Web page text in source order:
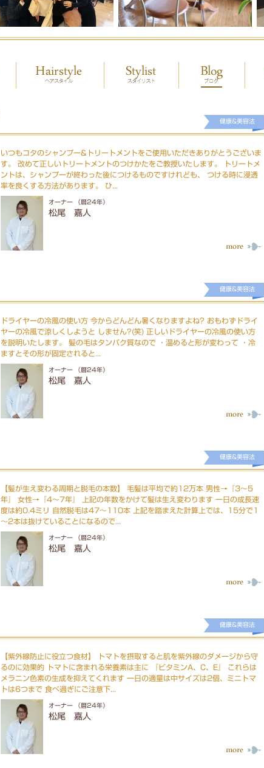
健康&美容法
いつもコタのシャンプー&トリートメントをご使用いただきありがとうございま
す。 改めて正しいトリートメントのつけかたをご教授いたします。 トリートメ
ントは、シャンプーが終わった後につけるものですけれども、 つける時に浸透
率を良くする方法があります。 ひ...
オーナー （暦24年）
松尾 嘉人
健康&美容法
ドライヤーの冷風の使い方 今からどんどん暑くなりますよね? おもわずドライ
ヤーの冷風で涼しくしようと しません?(笑) 正しいドライヤーの冷風の使い方
を説明いたします。 髪の毛はタンパク質なので ・温めると形が変わって ・冷
ますとその形が固定されると...
オーナー （暦24年）
松尾 嘉人
健康&美容法
【髪が生え変わる周期と脱毛の本数】 毛髪は平均で約12万本 男性→『3～5
年』 女性→『4～7年』 上記の年数をかけて髪は生え変わります 一日の成長速
度は約0.4ミリ 自然脱毛は47～110本 上記を踏まえた計算上では、15分で1
～2本は抜けていることになるので...
オーナー （暦24年）
松尾 嘉人
健康&美容法
【紫外線防止に役立つ食材】 トマトを摂取すると肌を紫外線のダメージから守
るのに効果的 トマトに含まれる栄養素は主に 『ビタミンA、C、E』 これらは
メラニン色素の生成を抑えてくれます 一日の適量は中サイズは2個、ミニトマ
トは6つまで 食べ過ぎにご注意下...
オーナー （暦24年）
松尾 嘉人